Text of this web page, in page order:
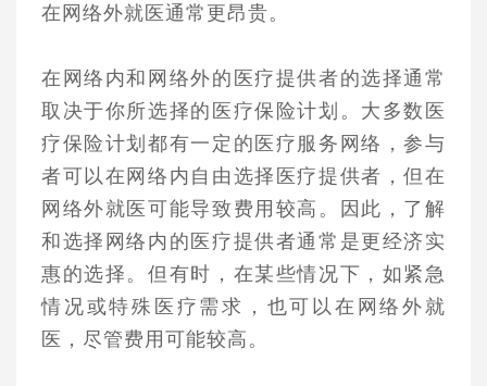
在网络外就医通常更昂贵。
在网络内和网络外的医疗提供者的选择通常
取决于你所选择的医疗保险计划。大多数医
疗保险计划都有一定的医疗服务网络，参与
者可以在网络内自由选择医疗提供者，但在
网络外就医可能导致费用较高。因此，了解
和选择网络内的医疗提供者通常是更经济实
惠的选择。但有时，在某些情况下，如紧急
情况或特殊医疗需求，也可以在网络外就
医，尽管费用可能较高。